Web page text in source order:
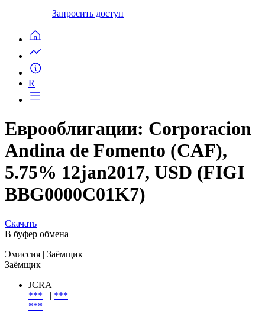
Запросить доступ
R
Еврооблигации: Corporacion
Andina de Fomento (CAF),
5.75% 12jan2017, USD (FIGI
BBG0000C01K7)
Скачать
В буфер обмена
Эмиссия | Заёмщик
Заёмщик
JCRA
***
| ***
***